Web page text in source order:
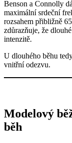
Benson a Connolly
maximální srdeční
rozsahem přibližně
zdůrazňuje, že
intenzitě.
U dlouhého běhu
vnitřní odezvu.
Modelový
běh